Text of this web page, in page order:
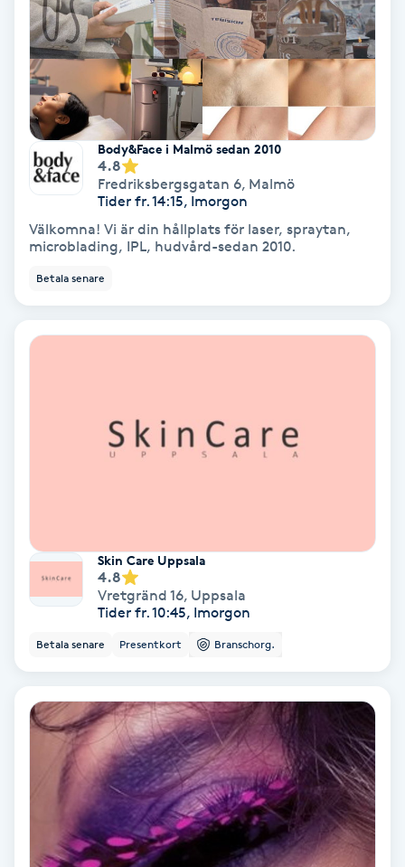
Träning
Tvätt & Fön
Vaccination
Vampyrbehandling
Vaxning
Vaxning brasiliansk
Veterinär
Vårtor
Yin Yoga
Yoga Nidra
Yogamassage
Zonterapi
Body&Face i Malmö sedan 2010
4.8
Fredriksbergsgatan 6, Malmö
Tider fr. 14:15, Imorgon
Välkomna! Vi är din hållplats för laser, spraytan,
microblading, IPL, hudvård-sedan 2010.
Betala senare
Skin Care Uppsala
4.8
Vretgränd 16, Uppsala
Tider fr. 10:45, Imorgon
Betala senare Presentkort Branschorg.